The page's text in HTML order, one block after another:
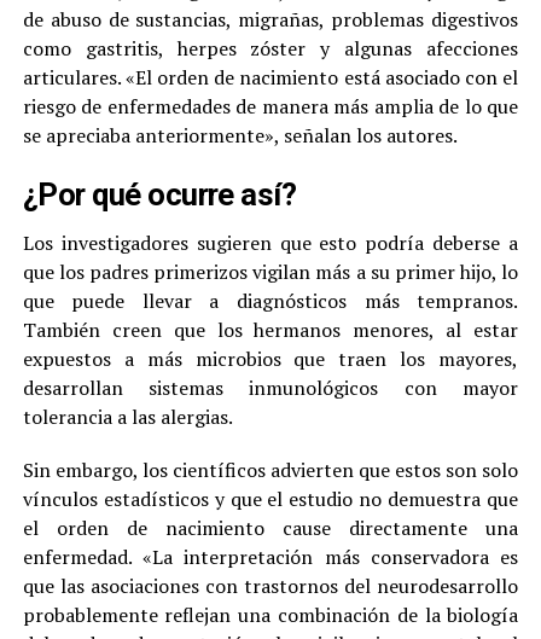
de abuso de sustancias, migrañas, problemas digestivos
como gastritis, herpes zóster y algunas afecciones
articulares. «El orden de nacimiento está asociado con el
riesgo de enfermedades de manera más amplia de lo que
se apreciaba anteriormente», señalan los autores.
¿Por qué ocurre así?
Los investigadores sugieren que esto podría deberse a
que los padres primerizos vigilan más a su primer hijo, lo
que puede llevar a diagnósticos más tempranos.
También creen que los hermanos menores, al estar
expuestos a más microbios que traen los mayores,
desarrollan sistemas inmunológicos con mayor
tolerancia a las alergias.
Sin embargo, los científicos advierten que estos son solo
vínculos estadísticos y que el estudio no demuestra que
el orden de nacimiento cause directamente una
enfermedad. «La interpretación más conservadora es
que las asociaciones con trastornos del neurodesarrollo
probablemente reflejan una combinación de la biología